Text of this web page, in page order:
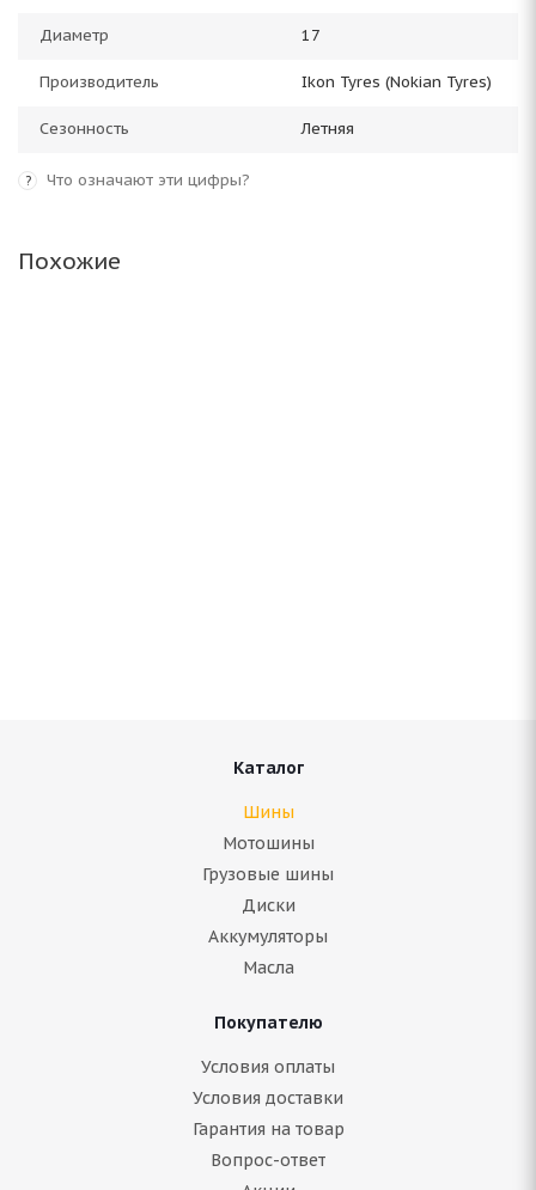
Диаметр 17
Производитель Ikon Tyres (Nokian Tyres)
Сезонность Летняя
? Что означают эти цифры?
Похожие
Antares Ingens a1 215/55 R17 94V
Каталог
Шины
Мотошины
Грузовые шины
Диски
Аккумуляторы
Масла
Покупателю
Условия оплаты
Условия доставки
Гарантия на товар
Вопрос-ответ